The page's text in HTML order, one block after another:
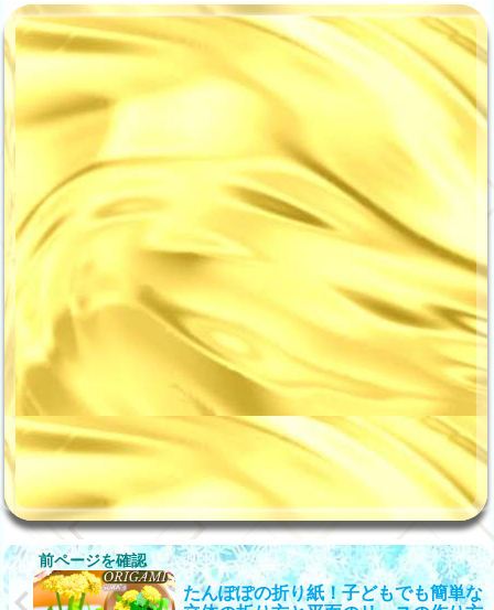
で最も美しいと言われる月を
見ながら、「窓辺にススキを
飾り、まんまるのお月見 団子
をお供えする…！」今年は折
り紙でそんな風情あふれる風
景を手作りしてみませんか？
こんにちは、「ソラの折り
紙」というYouTubeもやって
いますソラです！ 今回は、9月
や10月の飾り付けにぴったり
の「お月見の折り紙」の作り
方を、2つご案内させていただ
きますね。 月明かりに照らさ
れた秋風...
る作り方をご案内しますね。
また、その立体的な「たんぽ
ぽ」の花の部分を使った2種類
のリースの作り方の、2つのパ
ートに分けて動画でお伝えし
ていきます。 ぜひ、この春
は、手作りで あなただけのた
んぽぽを咲かせて、お部屋を
彩ってみてくださいね！ たん
ぽぽの折り紙｜子どもでも簡
単な立体の「花」と「葉っ
ぱ」「茎」の作り方！ 立体の
たんぽぽの折り紙の作り方 動
画｜子どもでも簡単...
たんぽぽの折り紙！子どもでも簡単な